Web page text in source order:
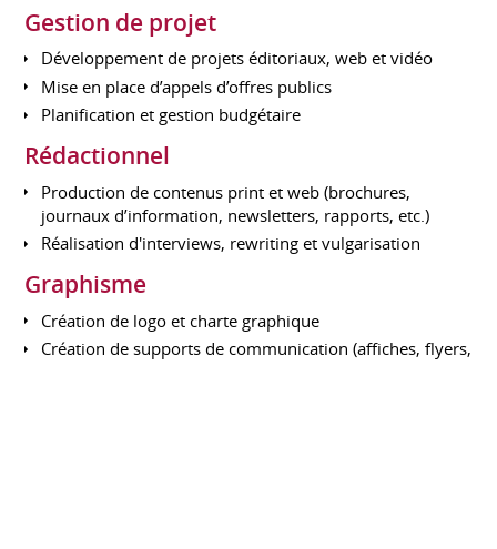
Gestion de projet
Développement de projets éditoriaux, web et vidéo
Mise en place d’appels d’offres publics
Planification et gestion budgétaire
Rédactionnel
Production de contenus print et web (brochures,
journaux d’information, newsletters, rapports, etc.)
Réalisation d'interviews, rewriting et vulgarisation
Graphisme
Création de logo et charte graphique
Création de supports de communication (affiches, flyers,